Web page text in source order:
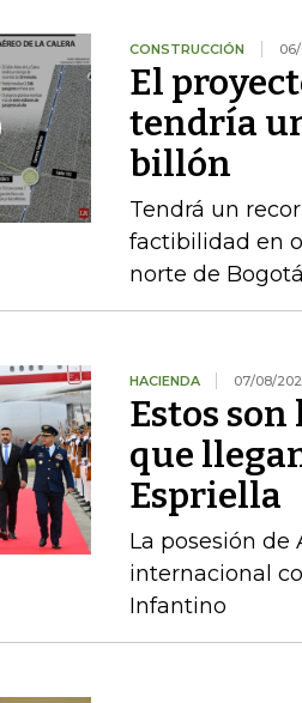
CONSTRUCCIÓN
El
tendría
billón
Tendrá un
factibilidad en
norte de Bogotá
HACIENDA 07/08/
Estos
que
Espriella
La posesión de
internacional
Infantino